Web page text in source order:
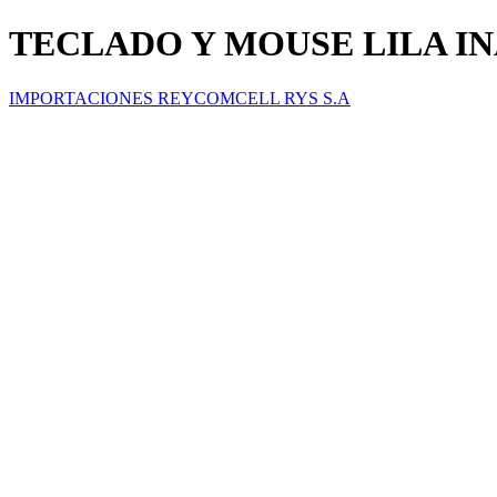
TECLADO Y MOUSE LILA
IMPORTACIONES REYCOMCELL RYS S.A